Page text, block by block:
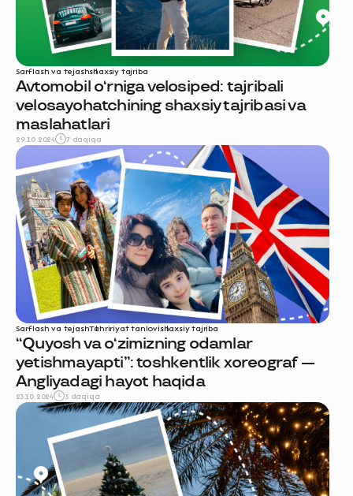
Sarflash va tejashshaxsiy tajriba
Avtomobil o‘rniga velosiped: tajribali
velosayohatchining shaxsiy tajribasi va
maslahatlari
29.10.2024 7 daqiqa
Sarflash va tejashTahririyat tanlovishaxsiy tajriba
“Quyosh va o‘zimizning odamlar
yetishmayapti”: toshkentlik xoreograf —
Angliyadagi hayot haqida
23.10.2024 5 daqiqa